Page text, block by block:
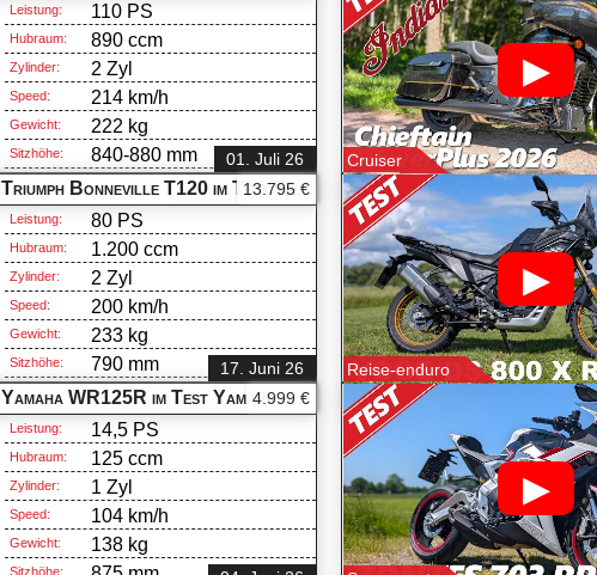
01. Juli 26
Leistung: 110 PS
Hubraum: 890 ccm
Zylinder: 2 Zyl
Speed: 214 km/h
Gewicht: 222 kg
Sitzhöhe: 840-880 mm
▶
Cruiser
Triumph Bonneville T120 im TestTriumph - Bonneville T120
17. Juni 26
13.795 €
Leistung: 80 PS
Hubraum: 1.200 ccm
Zylinder: 2 Zyl
Speed: 200 km/h
Gewicht: 233 kg
Sitzhöhe: 790 mm
▶
Reise-enduro
Yamaha WR125R im TestYamaha -WR 125 R
4.999 €
Leistung: 14,5 PS
Hubraum: 125 ccm
Zylinder: 1 Zyl
Speed: 104 km/h
Gewicht: 138 kg
Sitzhöhe:
▶